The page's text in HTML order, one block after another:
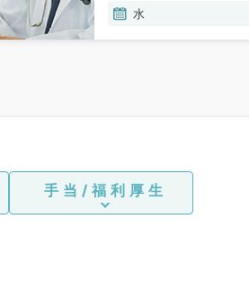
血液内科、膠原病科
水
手当/福利厚生